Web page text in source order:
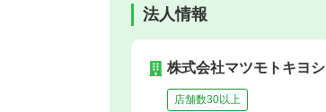
法人情報
株式会社マツモトキヨシ
店舗数30以上